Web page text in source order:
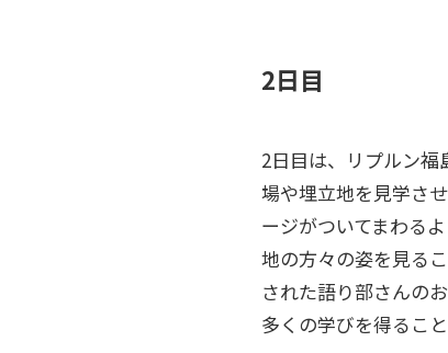
2日目
2日目は、リプルン
場や埋立地を見学さ
ージがついてまわる
地の方々の姿を見る
された語り部さんの
多くの学びを得るこ